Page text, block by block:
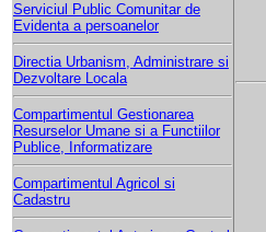
Serviciul Public Comunitar de
Evidenta a persoanelor
Directia Urbanism, Administrare si
Dezvoltare Locala
Compartimentul Gestionarea
Resurselor Umane si a Functiilor
Publice, Informatizare
Compartimentul Agricol si
Cadastru